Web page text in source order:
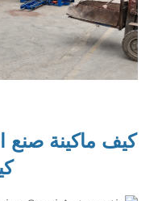
كيف ماكينة صنع